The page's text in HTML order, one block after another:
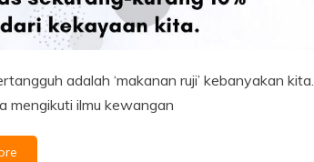
adalah ‘makanan ruji’ kebanyakan kita.
mengikuti ilmu kewangan